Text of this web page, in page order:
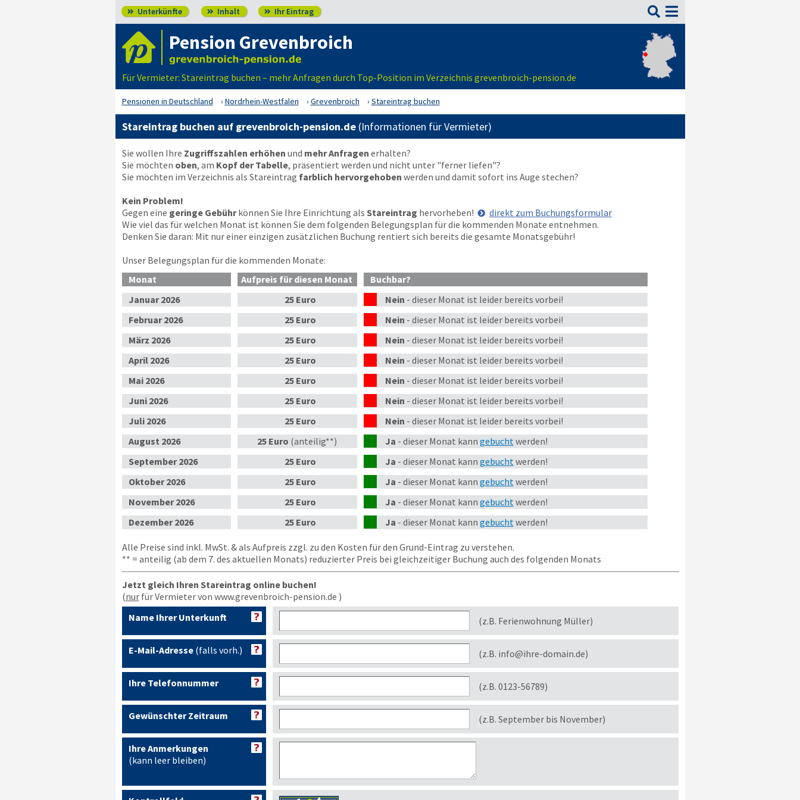
 Unterkünfte  Inhalt  Ihr Eintrag 
Pension Grevenbroich
Für Vermieter: Stareintrag buchen – mehr Anfragen durch Top-Position im Verzeichnis grevenbroich-pension.de
Pensionen in Deutschland Nordrhein-Westfalen Grevenbroich Stareintrag buchen
Stareintrag buchen auf grevenbroich-pension.de (Informationen für Vermieter)
Sie wollen Ihre Zugriffszahlen erhöhen und mehr Anfragen erhalten?
Sie möchten oben, am Kopf der Tabelle, präsentiert werden und nicht unter "ferner liefen"?
Sie möchten im Verzeichnis als Stareintrag farblich hervorgehoben werden und damit sofort ins Auge stechen?
Kein Problem!
Gegen eine geringe Gebührkönnen Sie Ihre Einrichtung als Stareintrag hervorheben!
direkt zum Buchungsformular
Wie viel das für welchen Monat ist können Sie dem folgenden Belegungsplan für die kommenden Monate entnehmen.
Denken Sie daran: Mit nur einer einzigen zusätzlichen Buchung rentiert sich bereits die gesamte Monatsgebühr!
Unser Belegungsplan für die kommenden Monate:
Monat
Aufpreis für diesen Monat
Buchbar?
Januar2026 25 Euro Nein - dieser Monat ist leider bereits vorbei!
Februar2026 25 Euro Nein - dieser Monat ist leider bereits vorbei!
März 2026 25 Euro Nein - dieser Monat ist leider bereits vorbei!
April2026 25 Euro Nein - dieser Monat ist leider bereits vorbei!
Mai2026 25 Euro Nein - dieser Monat ist leider bereits vorbei!
Juni2026 25 Euro Nein - dieser Monat ist leider bereits vorbei!
Juli2026 25 Euro Nein - dieser Monat ist leider bereits vorbei!
August 2026 25 Euro (anteilig**) Ja - dieser Monat kann gebuchtwerden!
September2026 25 Euro Ja - dieser Monat kann gebuchtwerden!
Oktober2026 25 Euro Ja - dieser Monat kann gebuchtwerden!
November2026 25 Euro Ja - dieser Monat kann gebuchtwerden!
Dezember2026 25 Euro Ja - dieser Monat kann gebuchtwerden!
Alle Preise sind inkl. MwSt. & als Aufpreis zzgl. zu den Kosten für den Grund-Eintrag zu verstehen.
** = anteilig (ab dem 7. des aktuellen Monats) reduzierter Preis bei gleichzeitiger Buchung auch des folgenden Monats
Jetzt gleich Ihren Stareintrag online buchen!
(nurfür Vermieter von www.grevenbroich-pension.de )
Name Ihrer Unterkunft
(z.B. Ferienwohnung Müller)
E-Mail-Adresse(falls vorh.) (z.B. info@ihre-domain.de)
Ihre Telefonnummer (z.B. 0123-56789)
Gewünschter Zeitraum (z.B. September bis November)
Ihre Anmerkungen
(kann leer bleiben)